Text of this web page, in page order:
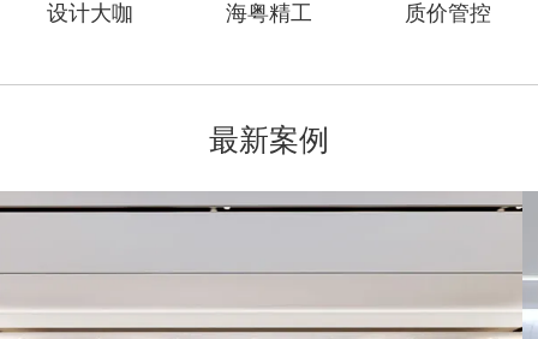
设计大咖 海粤精工 质价管控
最新案例